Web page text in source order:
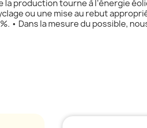
la production tourne à l’énergie
ou une mise au rebut
• Dans la mesure du possible,